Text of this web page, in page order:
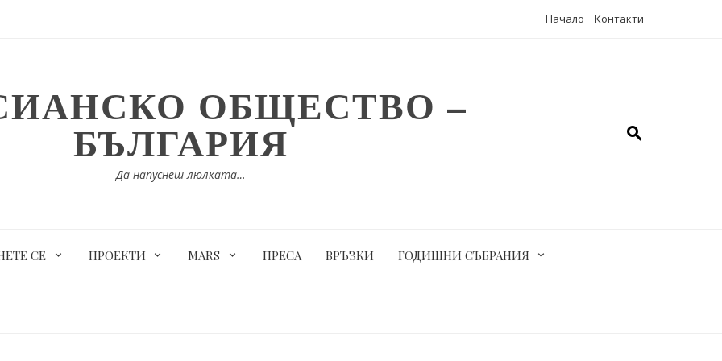
Начало Контакти
ОБЩЕСТВО –
БЪЛГАРИЯ
Да напуснеш люлката…
СЕ ПРОЕКТИ MARS ПРЕСА ВРЪЗКИ ГОДИШНИ СЪБРАНИЯ